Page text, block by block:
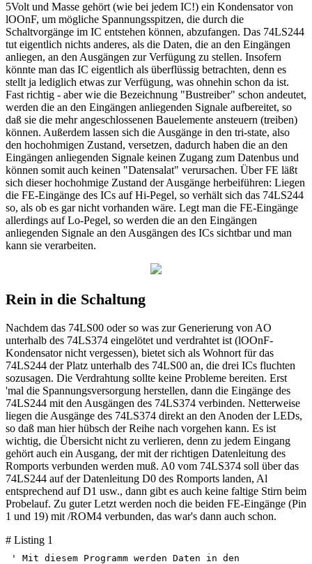
5Volt und Masse gehört (wie bei jedem IC!) ein Kondensator von
lOOnF, um mögliche Spannungsspitzen, die durch die
Schaltvorgänge im IC entstehen können, abzufangen. Das 74LS244
tut eigentlich nichts anderes, als die Daten, die an den Eingängen
anliegen, an den Ausgängen zur Verfügung zu stellen. Insofern
könnte man das IC eigentlich als überflüssig betrachten, denn es
stellt ja lediglich etwas zur Verfügung, was ohnehin schon da ist.
Fast richtig - aber wie die Bezeichnung "Bustreiber" schon andeutet,
werden die an den Eingängen anliegenden Signale aufbereitet, so
daß sie die mehr angeschlossenen Bauelemente ansteuern (treiben)
können. Außerdem lassen sich die Ausgänge in den tri-state, also
den hochohmigen Zustand, versetzen, dadurch haben die an den
Eingängen anliegenden Signale keinen Zugang zum Datenbus und
können somit auch keinen "Datensalat" verursachen. Über FE läßt
sich dieser hochohmige Zustand der Ausgänge herbeiführen: Liegen
die FE-Eingänge des ICs auf Hi-Pegel, so verhält sich das 74LS244
so, als ob es gar nicht vorhanden wäre. Legt man die FE-Eingänge
allerdings auf Lo-Pegel, so werden die an den Eingängen
anliegenden Signale an den Ausgängen des ICs sichtbar und man
kann sie verarbeiten.
Rein in die Schaltung
Nachdem das 74LS00 oder so was zur Generierung von AO
unterhalb des 74LS374 eingelötet und verdrahtet ist (lOOnF-
Kondensator nicht vergessen), bietet sich als Wohnort für das
74LS244 der Platz unterhalb des 74LS00 an, die drei ICs fluchten
sozusagen. Die Verdrahtung sollte keine Probleme bereiten. Erst
'mal die Spannungsversorgung herstellen, dann die Eingänge des
74LS244 mit den Ausgängen des 74LS374 verbinden. Netterweise
liegen die Ausgänge des 74LS374 direkt an den Anoden der LEDs,
so daß man hier hübsch der Reihe nach vorgehen kann. Es ist
wichtig, die Übersicht nicht zu verlieren, denn zu jedem Eingang
gehört auch ein Ausgang, der mit der richtigen Datenleitung des
Romports verbunden werden muß. A0 vom 74LS374 soll über das
74LS244 auf der Datenleitung D0 des Romports landen, Al
entsprechend auf D1 usw., dann gibt es auch keine faltige Stirn beim
Probelauf. Zu guter Letzt werden noch die beiden FE-Eingänge (Pin
1 und 19) mit /ROM4 verbunden, das war's dann auch schon.
# Listing 1
' Mit diesem Programm werden Daten in den